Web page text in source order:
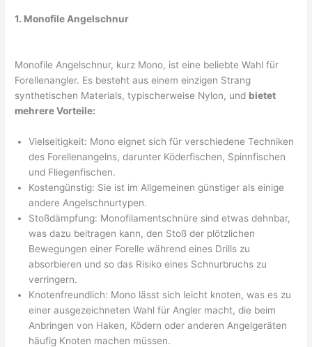
1. Monofile Angelschnur
Monofile Angelschnur, kurz Mono, ist eine beliebte Wahl für
Forellenangler. Es besteht aus einem einzigen Strang
synthetischen Materials, typischerweise Nylon, und bietet
mehrere Vorteile:
Vielseitigkeit: Mono eignet sich für verschiedene Techniken
des Forellenangelns, darunter Köderfischen, Spinnfischen
und Fliegenfischen.
Kostengünstig: Sie ist im Allgemeinen günstiger als einige
andere Angelschnurtypen.
Stoßdämpfung: Monofilamentschnüre sind etwas dehnbar,
was dazu beitragen kann, den Stoß der plötzlichen
Bewegungen einer Forelle während eines Drills zu
absorbieren und so das Risiko eines Schnurbruchs zu
verringern.
Knotenfreundlich: Mono lässt sich leicht knoten, was es zu
einer ausgezeichneten Wahl für Angler macht, die beim
Anbringen von Haken, Ködern oder anderen Angelgeräten
häufig Knoten machen müssen.